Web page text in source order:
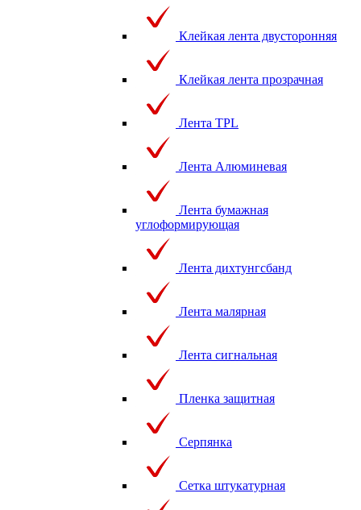
Клейкая лента двусторонняя
Клейкая лента прозрачная
Лента TPL
Лента Алюминевая
Лента бумажная
углоформирующая
Лента дихтунгсбанд
Лента малярная
Лента сигнальная
Пленка защитная
Серпянка
Сетка штукатурная